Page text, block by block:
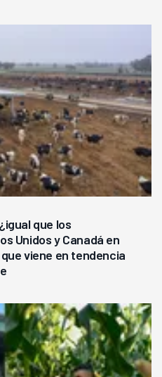
que los
Unidos y Canadá en
viene en tendencia